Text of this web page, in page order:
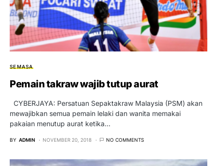
SEMASA
Pemain takraw wajib tutup aurat
CYBERJAYA: Persatuan Sepaktakraw Malaysia (PSM) akan
mewajibkan semua pemain lelaki dan wanita memakai
pakaian menutup aurat ketika…
BY ADMIN NOVEMBER 20, 2018 NO COMMENTS